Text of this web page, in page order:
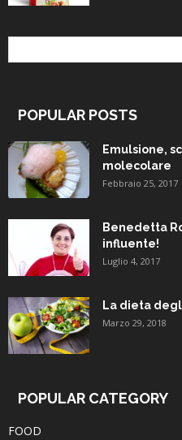
POPULAR POSTS
Emulsione,
molecolare
Febbraio 25, 2017
Benedetta
influente!
Luglio 4, 2017
La dieta
Marzo 29, 2018
POPULAR CATEGORY
FOOD